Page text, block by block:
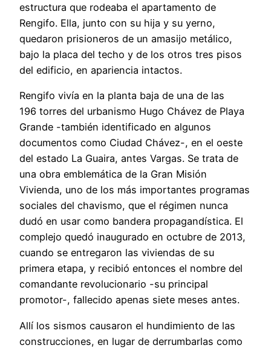
estructura que rodeaba el apartamento de
Rengifo. Ella, junto con su hija y su yerno,
quedaron prisioneros de un amasijo metálico,
bajo la placa del techo y de los otros tres pisos
del edificio, en apariencia intactos.
Rengifo vivía en la planta baja de una de las
196 torres del urbanismo Hugo Chávez de Playa
Grande -también identificado en algunos
documentos como Ciudad Chávez-, en el oeste
del estado La Guaira, antes Vargas. Se trata de
una obra emblemática de la Gran Misión
Vivienda, uno de los más importantes programas
sociales del chavismo, que el régimen nunca
dudó en usar como bandera propagandística. El
complejo quedó inaugurado en octubre de 2013,
cuando se entregaron las viviendas de su
primera etapa, y recibió entonces el nombre del
comandante revolucionario -su principal
promotor-, fallecido apenas siete meses antes.
Allí los sismos causaron el hundimiento de las
construcciones, en lugar de derrumbarlas como